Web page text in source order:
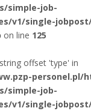
simple-job-
v1/single-
on line 125
offset 'type' in
personel.pl/
simple-job-
v1/single-